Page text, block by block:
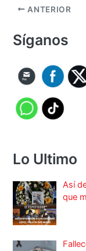
ANTERIOR
Síganos
Lo Ultimo
Así
que